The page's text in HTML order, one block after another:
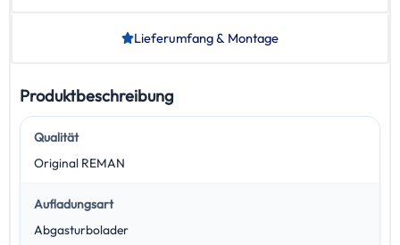
Lieferumfang & Montage
Produktbeschreibung
Qualität
Original REMAN
Aufladungsart
Abgasturbolader